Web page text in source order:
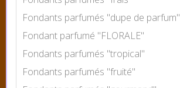
Fondants parfumés "dupe de parfum"
Fondant parfumé "FLORALE"
Fondants parfumés "tropical"
Fondants parfumés "fruité"